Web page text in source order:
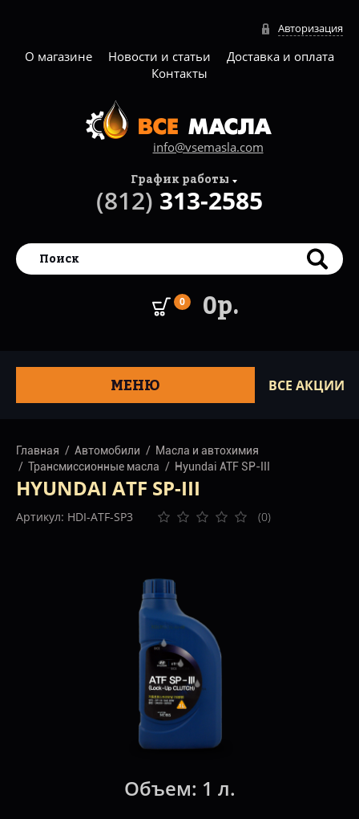
Авторизация
О магазине Новости и статьи
Доставка и оплата
Контакты
info@vsemasla.com
0 0р.
График работы
(812) 313-2585
МЕНЮ ВСЕ АКЦИИ
Главная Автомобили
Масла и автохимия
Трансмиссионные масла
Hyundai ATF SP-III
HYUNDAI ATF SP-III
Артикул: HDI-ATF-SP3 (0)
Объем: 1 л.